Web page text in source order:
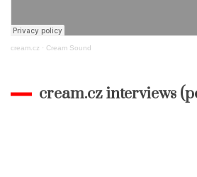
cream.cz · Cream Sound
cream.cz interviews